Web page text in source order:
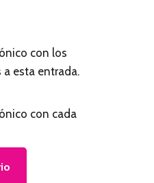
con los
esta entrada.
con cada